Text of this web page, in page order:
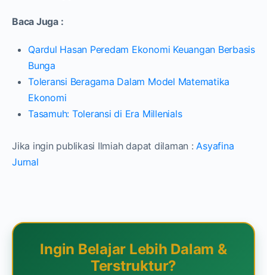
Baca Juga :
Qardul Hasan Peredam Ekonomi Keuangan Berbasis
Bunga
Toleransi Beragama Dalam Model Matematika
Ekonomi
Tasamuh: Toleransi di Era Millenials
Jika ingin publikasi Ilmiah dapat dilaman :Asyafina
Jurnal
Ingin Belajar Lebih Dalam &
Terstruktur?